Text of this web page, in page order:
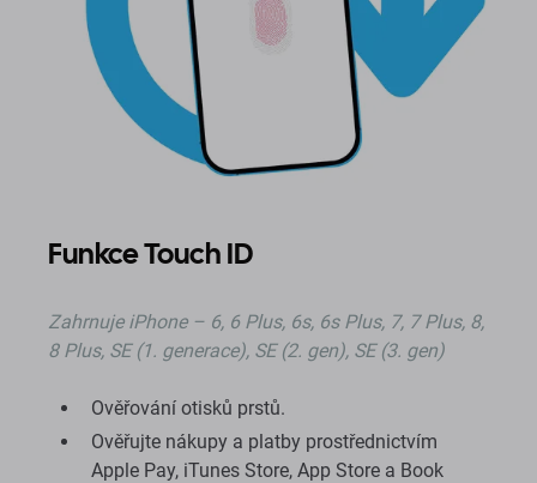
Funkce Touch ID
Zahrnuje iPhone – 6, 6 Plus, 6s, 6s Plus, 7, 7 Plus, 8,
8 Plus, SE (1. generace), SE (2. gen), SE (3. gen)
Ověřování otisků prstů.
Ověřujte nákupy a platby prostřednictvím
Apple Pay, iTunes Store, App Store a Book